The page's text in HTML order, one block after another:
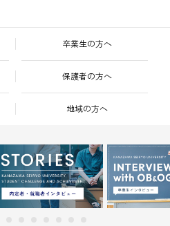
卒業生の方へ
保護者の方へ
地域の方へ